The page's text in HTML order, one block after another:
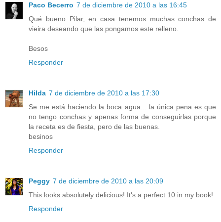
Paco Becerro 7 de diciembre de 2010 a las 16:45
Qué bueno Pilar, en casa tenemos muchas conchas de
vieira deseando que las pongamos este relleno.
Besos
Responder
Hilda 7 de diciembre de 2010 a las 17:30
Se me está haciendo la boca agua... la única pena es que
no tengo conchas y apenas forma de conseguirlas porque
la receta es de fiesta, pero de las buenas.
besinos
Responder
Peggy 7 de diciembre de 2010 a las 20:09
This looks absolutely delicious! It's a perfect 10 in my book!
Responder